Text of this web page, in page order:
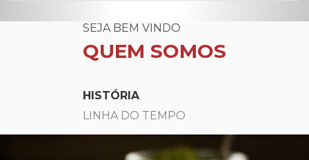
SEJA BEM VINDO
QUEM SOMOS
HISTÓRIA
LINHA DO TEMPO